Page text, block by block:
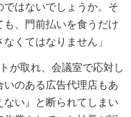
はないでしょうか。そ
、門前払いを食うだけ
くてはなりません」
が取れ、会議室で応対し
のある広告代理店もあ
い』と断られてしまい